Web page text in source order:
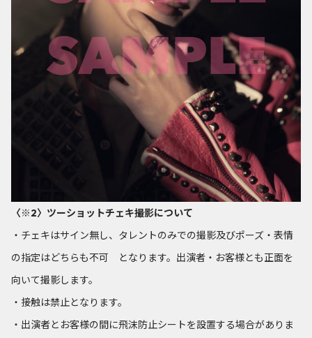
〈※2〉ツーショットチェキ撮影について
・チェキはサイン無し、タレントのみでの撮影及びポーズ・表情
の指定はどちらも不可 となります。出演者・お客様とも正面を
向いて撮影します。
・接触は禁止となります。
・出演者とお客様の間に飛沫防止シートを設置する場合がありま